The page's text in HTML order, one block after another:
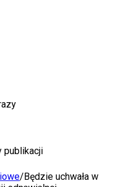
publikacji
/Będzie uchwała w